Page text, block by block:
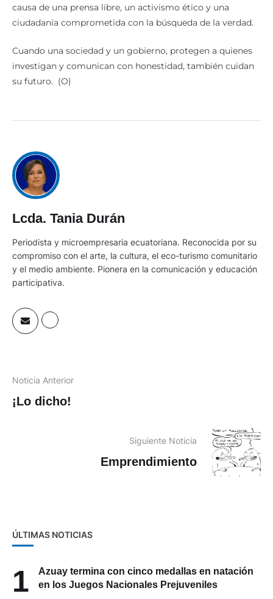
causa de una prensa libre, un activismo ético y una
ciudadanía comprometida con la búsqueda de la verdad.
Cuando una sociedad y un gobierno, protegen a quienes
investigan y comunican con honestidad, también cuidan
su futuro. (O)
Lcda. Tania Durán
Periodista y microempresaria ecuatoriana. Reconocida por su
compromiso con el arte, la cultura, el eco-turismo comunitario
y el medio ambiente. Pionera en la comunicación y educación
participativa.
Noticia Anterior
¡Lo dicho!
Siguiente Noticia
Emprendimiento
ÚLTIMAS NOTICIAS
1
Azuay termina con cinco medallas en natación
en los Juegos Nacionales Prejuveniles